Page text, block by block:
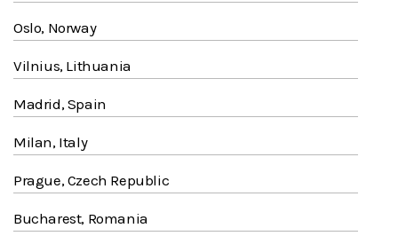
Oslo, Norway
Vilnius, Lithuania
Madrid, Spain
Milan, Italy
Prague, Czech Republic
Bucharest, Romania